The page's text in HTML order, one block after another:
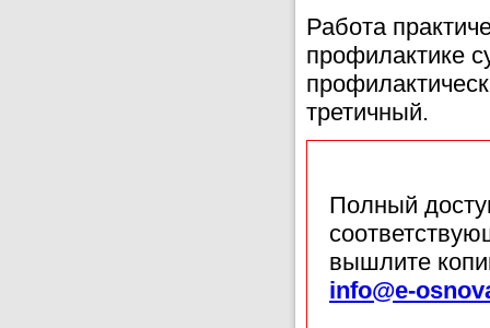
Работа
профилактике
третичный.
Полный
вышлите
info@e-